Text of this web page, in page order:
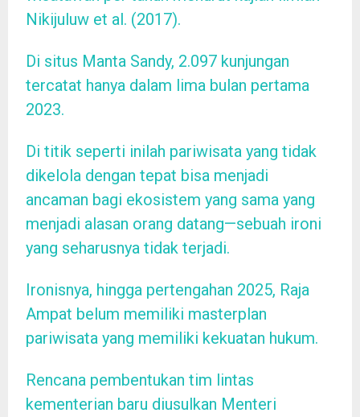
Nikijuluw et al. (2017).
Di situs Manta Sandy, 2.097 kunjungan
tercatat hanya dalam lima bulan pertama
2023.
Di titik seperti inilah pariwisata yang tidak
dikelola dengan tepat bisa menjadi
ancaman bagi ekosistem yang sama yang
menjadi alasan orang datang—sebuah ironi
yang seharusnya tidak terjadi.
Ironisnya, hingga pertengahan 2025, Raja
Ampat belum memiliki masterplan
pariwisata yang memiliki kekuatan hukum.
Rencana pembentukan tim lintas
kementerian baru diusulkan Menteri